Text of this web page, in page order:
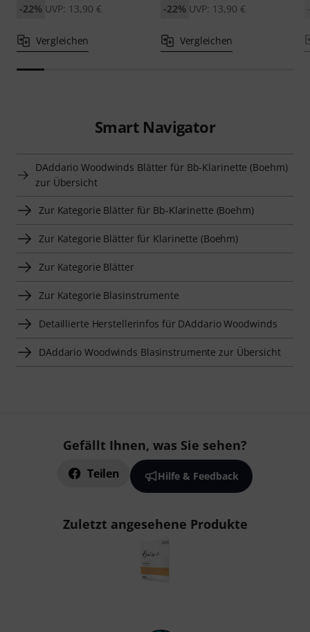
UVP: 13,90 €
-22%
Vergleichen
UVP: 13,90 €
-22%
Vergleichen
Smart Navigator
DAddario Woodwinds Blätter für Bb-Klarinette (Boehm)
zur Übersicht
Zur Kategorie Blätter für Bb-Klarinette (Boehm)
Zur Kategorie Blätter für Klarinette (Boehm)
Zur Kategorie Blätter
Zur Kategorie Blasinstrumente
Detaillierte Herstellerinfos für DAddario Woodwinds
DAddario Woodwinds Blasinstrumente zur Übersicht
Gefällt Ihnen, was Sie sehen?
Teilen Hilfe & Feedback
Zuletzt angesehene Produkte